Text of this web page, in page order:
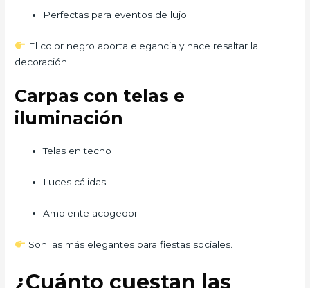
Perfectas para eventos de lujo
El color negro aporta elegancia y hace resaltar la
decoración
Carpas con telas e
iluminación
Telas en techo
Luces cálidas
Ambiente acogedor
Son las más elegantes para fiestas sociales.
¿Cuánto cuestan las